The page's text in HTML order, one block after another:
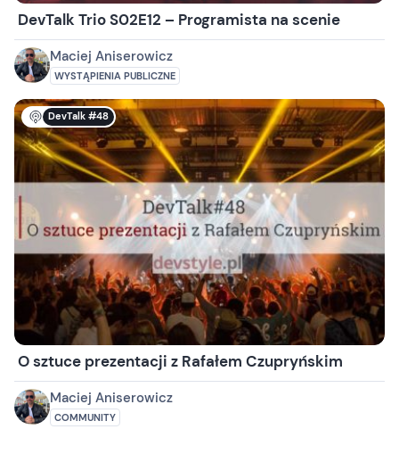
DevTalk Trio S02E12 – Programista na scenie
Maciej Aniserowicz
WYSTĄPIENIA PUBLICZNE
DevTalk #48
O sztuce prezentacji z Rafałem Czupryńskim
Maciej Aniserowicz
COMMUNITY